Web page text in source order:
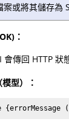
案或將其儲存為
：
會傳回 HTTP 狀
型）：